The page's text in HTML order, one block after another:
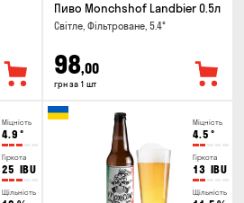
Пиво Monchshof Landbier 0.5л
Світле, Фільтроване, 5.4°
98,00
грн за 1 шт
Міцність
4.9 °
Гіркота
25 IBU
Щільність
Міцність
4.5 °
Гіркота
13 IBU
Щільність